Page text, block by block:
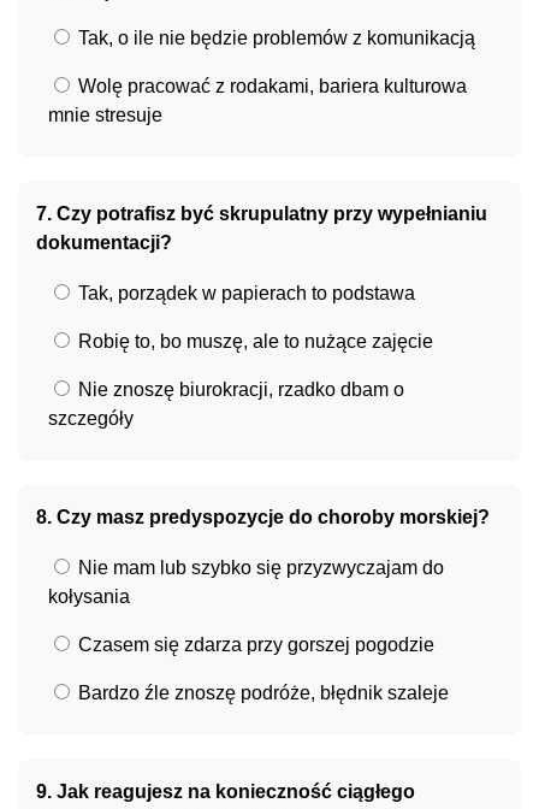
Tak, o ile nie będzie problemów z komunikacją
Wolę pracować z rodakami, bariera kulturowa
mnie stresuje
7. Czy potrafisz być skrupulatny przy wypełnianiu
dokumentacji?
Tak, porządek w papierach to podstawa
Robię to, bo muszę, ale to nużące zajęcie
Nie znoszę biurokracji, rzadko dbam o
szczegóły
8. Czy masz predyspozycje do choroby morskiej?
Nie mam lub szybko się przyzwyczajam do
kołysania
Czasem się zdarza przy gorszej pogodzie
Bardzo źle znoszę podróże, błędnik szaleje
9. Jak reagujesz na konieczność ciągłego